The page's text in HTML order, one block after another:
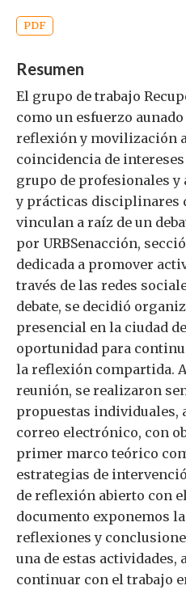
PDF
Resumen
El grupo de trabajo
como un esfuerzo
reflexión y movilización
coincidencia de
grupo de profesionales y
y prácticas disciplinares
vinculan a raíz de un
por URBSenacción,
dedicada a promover
través de las redes
debate, se decidió
presencial en la ciudad
oportunidad para
la reflexión compartida.
reunión, se realizaron
propuestas individuales,
correo electrónico, con
primer marco teórico
estrategias de
de reflexión abierto con
documento exponemos
reflexiones y
una de estas actividades,
continuar con el trabajo